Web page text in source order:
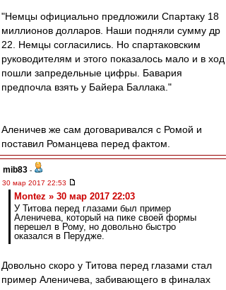
"Немцы официально предложили Спартаку 18
миллионов долларов. Наши подняли сумму др
22. Немцы согласились. Но спартаковским
руководителям и этого показалось мало и в ход
пошли запредельные цифры. Бавария
предпочла взять у Байера Баллака."
Аленичев же сам договаривался с Ромой и
поставил Романцева перед фактом.
mib83 -
30 мар 2017 22:53
Montez » 30 мар 2017 22:03
У Титова перед глазами был пример
Аленичева, который на пике своей формы
перешел в Рому, но довольно быстро
оказался в Перудже.
Довольно скоро у Титова перед глазами стал
пример Аленичева, забивающего в финалах